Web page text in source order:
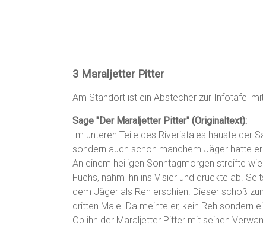
3 Maraljetter Pitter
Am Standort ist ein Abstecher zur Infotafel
Sage "Der Maraljetter Pitter" (Originaltext):
Im unteren Teile des Riveristales hauste der
sondern auch schon manchem Jäger hatte
An einem heiligen Sonntagmorgen streifte
Fuchs, nahm ihn ins Visier und drückte ab.
dem Jäger als Reh erschien. Dieser schoß
dritten Male. Da meinte er, kein Reh sondern
Ob ihn der Maraljetter Pitter mit seinen